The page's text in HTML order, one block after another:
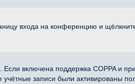
входа на конференцию и
включена поддержка COPPA и
записи были активированы